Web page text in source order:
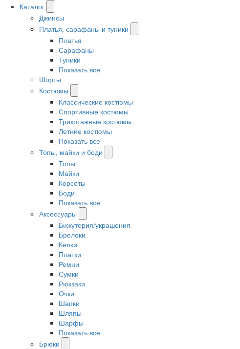
Каталог
Джинсы
Платья, сарафаны и туники
Платья
Сарафаны
Туники
Показать все
Шорты
Костюмы
Классические костюмы
Спортивные костюмы
Трикотажные костюмы
Летние костюмы
Показать все
Топы, майки и боди
Топы
Майки
Корсеты
Боди
Показать все
Аксессуары
Бижутерия/украшения
Брелоки
Кепки
Платки
Ремни
Сумки
Рюкзаки
Очки
Шапки
Шляпы
Шарфы
Показать все
Брюки